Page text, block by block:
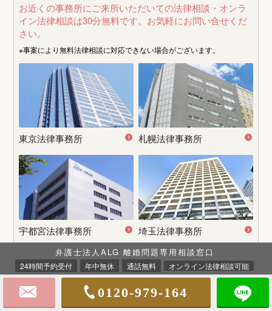
お近くの事務所にご来所いただいての法律相談・オンラ
イン法律相談は30分無料です。 お気軽にお問い合せくだ
さい。
※事案により無料法律相談に対応できない場合がございます。
東京法律事務所 札幌法律事務所
宇都宮法律事務所 埼玉法律事務所
弁護士法人ALG 離婚問題専用相談窓口
24時間予約受付 年中無休 通話無料 オンライン法律相談可能
0120-979-164